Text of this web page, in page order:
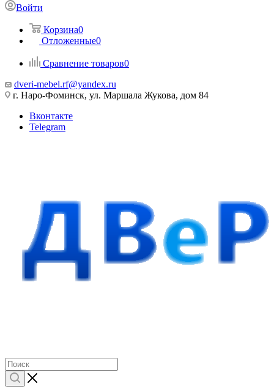
Войти
Корзина0
Отложенные0
Сравнение товаров0
dveri-mebel.rf@yandex.ru
г. Наро-Фоминск, ул. Маршала Жукова, дом 84
Вконтакте
Telegram